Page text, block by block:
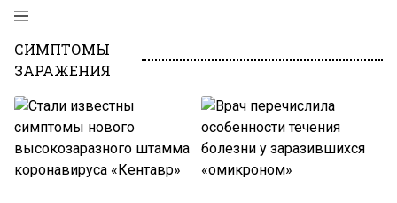
СИМПТОМЫ
ЗАРАЖЕНИЯ